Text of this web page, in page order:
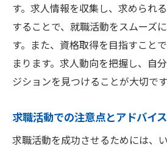
す。求人情報を収集し、求められ
することで、就職活動をスムーズ
す。また、資格取得を目指すこと
まります。求人動向を把握し、自
ジションを見つけることが大切です
求職活動での注意点とアドバイス
求職活動を成功させるためには、